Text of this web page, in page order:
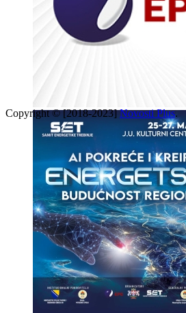
Copyright © [2018-2023]Novosti Plus.